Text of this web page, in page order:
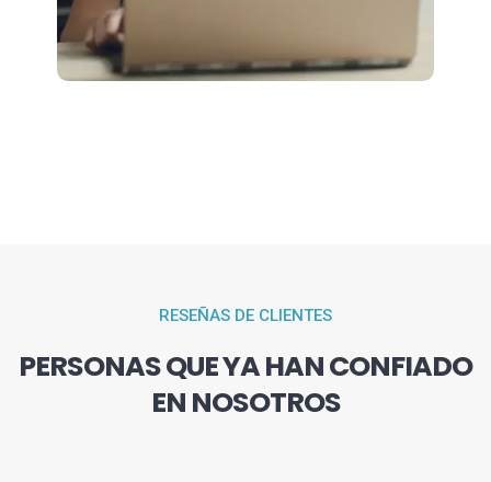
RESEÑAS DE CLIENTES
PERSONAS QUE YA HAN CONFIADO
EN NOSOTROS